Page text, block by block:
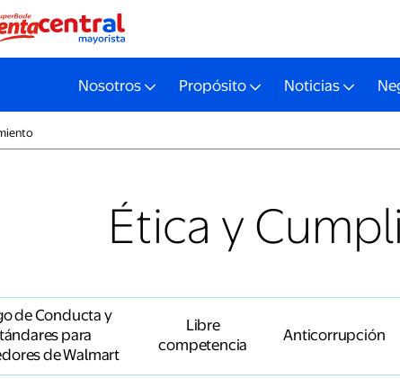
Nosotros Propósito Noticias
Ética y
de Conducta y
para
de Walmart
Libre
competencia
Anticorrupción